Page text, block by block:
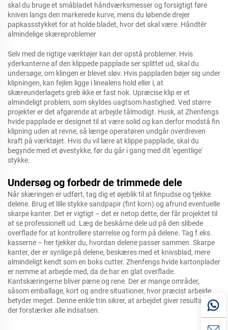
skal du bruge et småbladet håndværksmesser og forsigtigt føre
kniven langs den markerede kurve, mens du løbende drejer
papkassstykket for at holde bladet, hvor det skal være. Håndtér
almindelige skæreproblemer
Selv med de rigtige værktøjer kan der opstå problemer. Hvis
yderkanterne af den klippede papplade ser splittet ud, skal du
undersøge, om klingen er blevet sløv. Hvis pappladen bøjer sig under
klipningen, kan fejlen ligge i linealens hold eller i, at
skæreunderlagets greb ikke er fast nok. Upræcise klip er et
almindeligt problem, som skyldes uagtsom hastighed. Ved større
projekter er det afgørende at arbejde tålmodigt. Husk, at Zhenfengs
hvide papplade er designet til at være solid og kan derfor modstå fin
klipning uden at revne, så længe operatøren undgår overdreven
kraft på værktøjet. Hvis du vil lære at klippe papplade, skal du
begynde med et øvestykke, før du går i gang med dit 'egentlige'
stykke.
Undersøg og forbedr de trimmede dele
Når skæringen er udført, tag dig et øjeblik til at finpudse og tjekke
delene. Brug et lille stykke sandpapir (fint korn) og afrund eventuelle
skarpe kanter. Det er vigtigt – det er netop dette, der får projektet til
at se professionelt ud. Læg de beskårne dele ud på den slibede
overflade for at kontrollere størrelse og form på delene. Tag f.eks.
kasserne – her tjekker du, hvordan delene passer sammen. Skarpe
kanter, der er synlige på delene, beskæres med et knivsblad, mere
almindeligt kendt som en boks cutter. Zhenfengs hvide kartonplader
er nemme at arbejde med, da de har en glat overflade.
Kantskæringerne bliver pæne og rene. Der er mange områder,
såsom emballage, kort og andre situationer, hvor præcist arbejde
betyder meget. Denne enkle trin sikrer, at arbejdet giver resultater,
der forstærker alle indsatsen.